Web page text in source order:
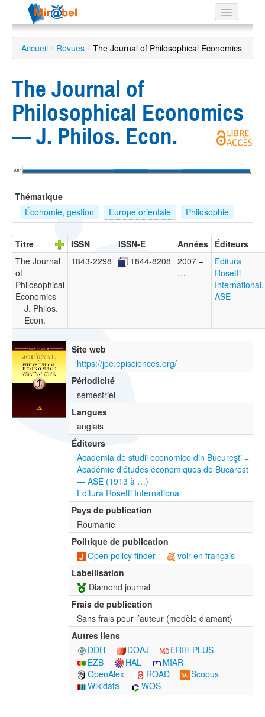
Le réseau
Soutien
Recherche
EN
?
Accueil / Revues / The Journal of Philosophical Economics
The Journal of
Philosophical Economics
— J. Philos. Econ.
2007
Thématique
Économie, gestion
Europe orientale Philosophie
Titre ISSN ISSN-E Années Éditeurs
The Journal
of
Philosophical
Economics
J. Philos.
Econ.
1843-2298 1844-8208 2007 –
…
Editura
Rosetti
International,
ASE
Site web
https://jpe.episciences.org/
Périodicité
semestriel
Langues
anglais
Éditeurs
Academia de studii economice din Bucureşti =
Académie d'études économiques de Bucarest
— ASE (1913 à …)
Editura Rosetti International
Pays de publication
Roumanie
Politique de publication
Open policy finder
voir en français
Labellisation
Diamond journal
Frais de publication
Sans frais pour l’auteur (modèle diamant)
Autres liens
DDH
DOAJ
ERIH PLUS
EZB
HAL
MIAR
OpenAlex
ROAD
Scopus
Wikidata
WOS